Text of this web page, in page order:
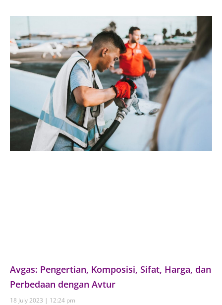
Avgas: Pengertian, Komposisi, Sifat, Harga, dan
Perbedaan dengan Avtur
18 July 2023
12:24 pm